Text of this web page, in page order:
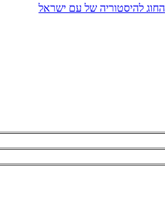
החוג להיסטוריה של עם ישראל